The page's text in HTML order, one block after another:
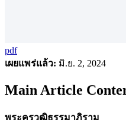
pdf
เผยแพร่แล้ว: มิ.ย. 2, 2024
Main Article
พระครูวุฒิธรรมาภิราม